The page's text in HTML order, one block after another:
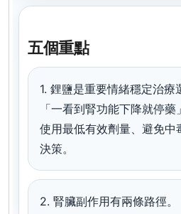
五個重點
1. 鋰鹽是重要情緒穩定治療
「一看到腎功能下降就停藥
使用最低有效劑量、避免中
決策。
2. 腎臟副作用有兩條路徑。